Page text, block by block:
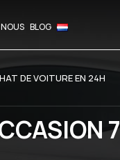
BLOG
DE VOITURE EN 24H